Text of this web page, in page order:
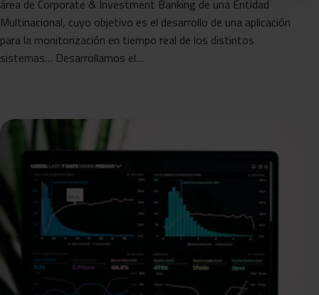
área de Corporate & Investment Banking de una Entidad
Multinacional, cuyo objetivo es el desarrollo de una aplicación
para la monitorización en tiempo real de los distintos
sistemas… Desarrollamos el…